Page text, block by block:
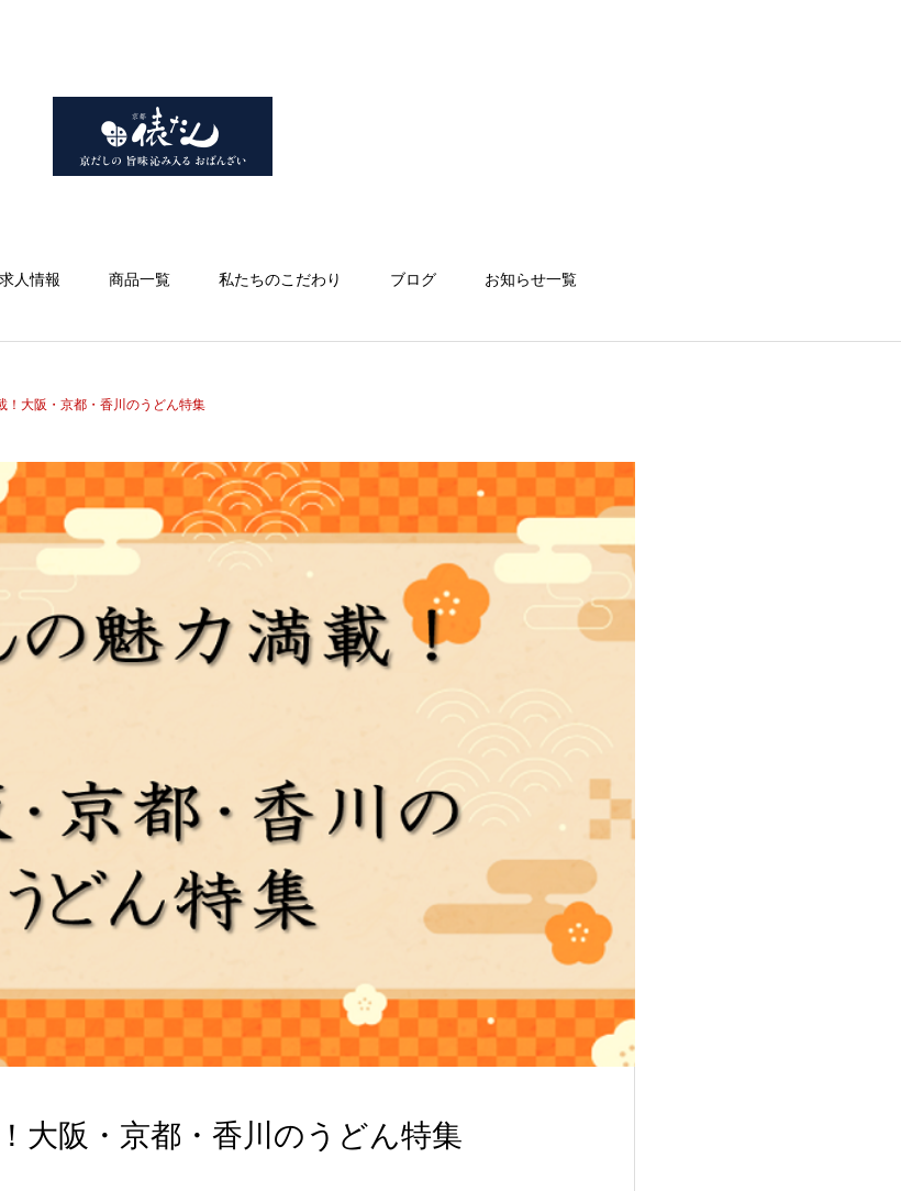
求人情報 商品一覧 私たちのこだわり ブログ お知らせ一覧
！大阪・京都・香川のうどん特集
大阪・京都・香川のうどん特集